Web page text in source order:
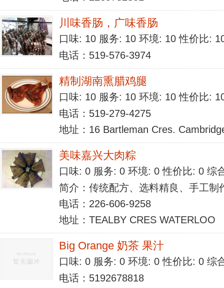
川味香肠，广味香肠
口味: 10 服务: 10 环境: 10 性价比:
电话：519-576-3974
精制湖南熏腊鸡腿
口味: 10 服务: 10 环境: 10 性价比:
电话：519-279-4275
地址：16 Bartleman Cres.
美味嘉兴大肉粽
口味: 0 服务: 0 环境: 0 性价比: 0 综
简介：传统配方、选料精良、手工制
电话：226-606-9258
地址：TEALBY CRES WATERLOO
Big Orange 奶茶 果汁
口味: 0 服务: 0 环境: 0 性价比: 0 综
电话：5192678818